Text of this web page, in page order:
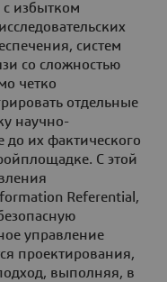
избытком
систем
со сложностью
четко
отдельные
научно-
до их фактического
С этой
Referential,
управление
проектирования,
выполняя, в